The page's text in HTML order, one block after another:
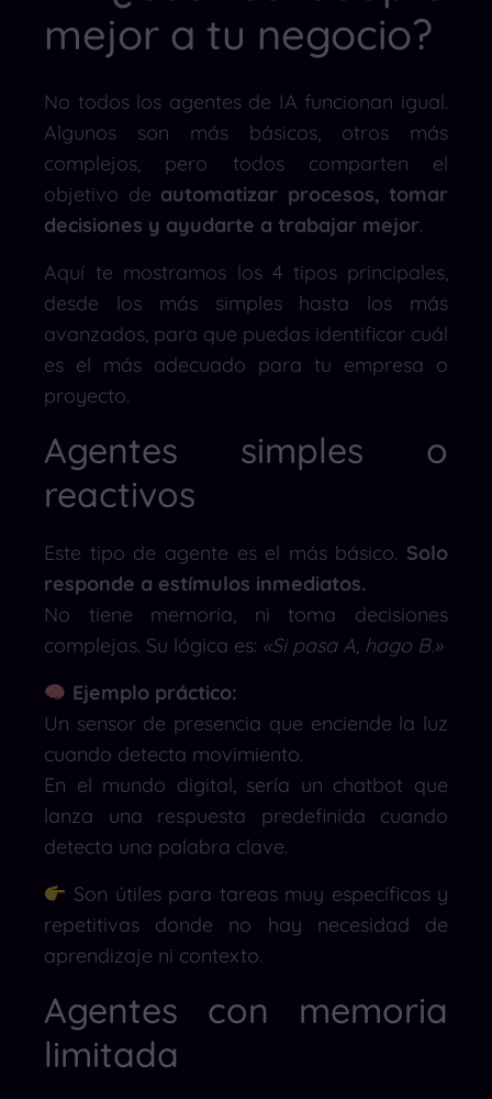
mejor a tu negocio?
No todos los agentes de IA funcionan igual.
Algunos son más básicos, otros más
complejos, pero todos comparten el
objetivo de automatizar procesos, tomar
decisiones y ayudarte a trabajar mejor.
Aquí te mostramos los 4 tipos principales,
desde los más simples hasta los más
avanzados, para que puedas identificar cuál
es el más adecuado para tu empresa o
proyecto.
Agentes simples o
reactivos
Este tipo de agente es el más básico. Solo
responde a estímulos inmediatos.
No tiene memoria, ni toma decisiones
complejas. Su lógica es: «Si pasa A, hago B.»
Ejemplo práctico:
Un sensor de presencia que enciende la luz
cuando detecta movimiento.
En el mundo digital, sería un chatbot que
lanza una respuesta predefinida cuando
detecta una palabra clave.
Son útiles para tareas muy específicas y
repetitivas donde no hay necesidad de
aprendizaje ni contexto.
Agentes con memoria
limitada